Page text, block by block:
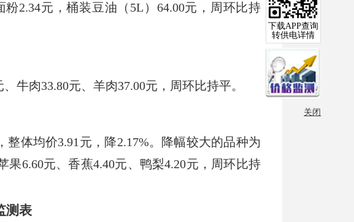
2.34元，桶装豆油（5L）64.00元，周环比持
牛肉33.80元、羊肉37.00元，周环比持平。
体均价3.91元，降2.17%。降幅较大的品种为
6.60元、香蕉4.40元、鸭梨4.20元，周环比持
测表
下载APP查询
转供电详情
关闭